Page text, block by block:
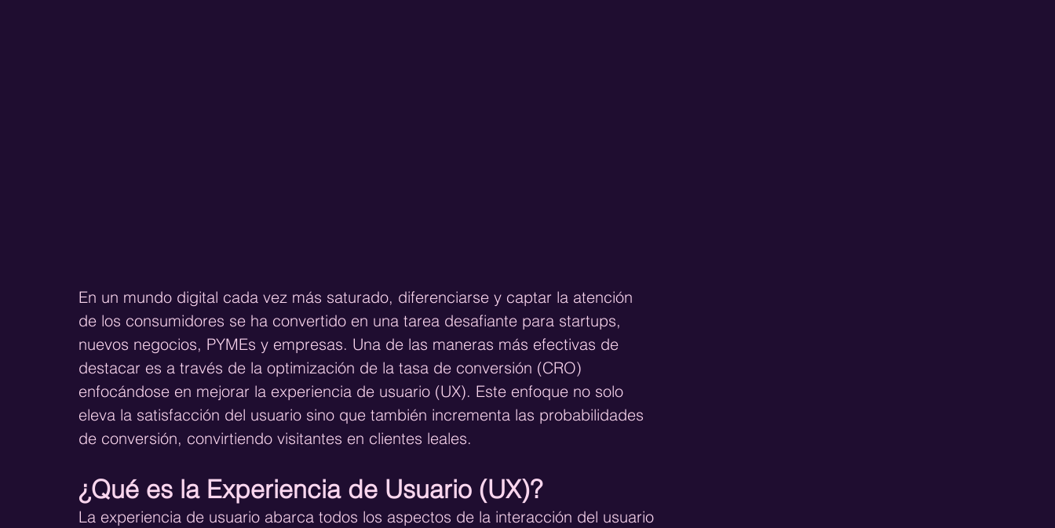
En un mundo digital cada vez más saturado, diferenciarse y captar la atención
de los consumidores se ha convertido en una tarea desafiante para startups,
nuevos negocios, PYMEs y empresas. Una de las maneras más efectivas de
destacar es a través de la optimización de la tasa de conversión (CRO)
enfocándose en mejorar la experiencia de usuario (UX). Este enfoque no solo
eleva la satisfacción del usuario sino que también incrementa las probabilidades
de conversión, convirtiendo visitantes en clientes leales.
¿Qué es la Experiencia de Usuario (UX)?
La experiencia de usuario abarca todos los aspectos de la interacción del usuario